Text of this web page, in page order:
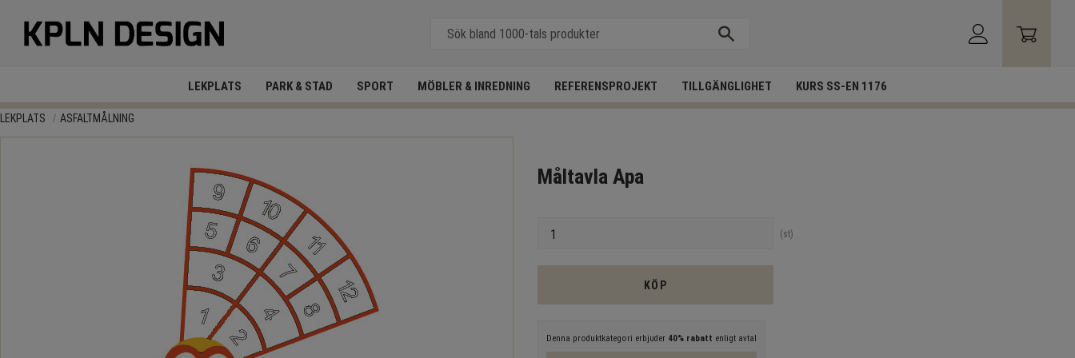
LEKPLATS PARK & STAD SPORT MÖBLER & INREDNING REFERENSPROJEKT TILLGÄNGLIGHET KURS SS-EN 1176
LEKPLATS ASFALTMÅLNING
Måltavla Apa
st
KÖP
Denna produktkategori erbjuder 40% rabatt enligt avtal